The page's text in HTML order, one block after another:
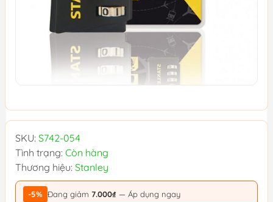
SKU: S742-054
Tình trạng: Còn hàng
Thương hiệu: Stanley
-5% Đang giảm 7.000₫ — Áp dụng ngay